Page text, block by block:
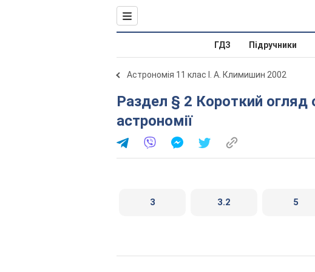
ГДЗ Підручники
Астрономія 11 клас І. А. Климишин 2002
Раздел § 2 Короткий огляд обєктів дослідження
астрономії
3 3.2 5